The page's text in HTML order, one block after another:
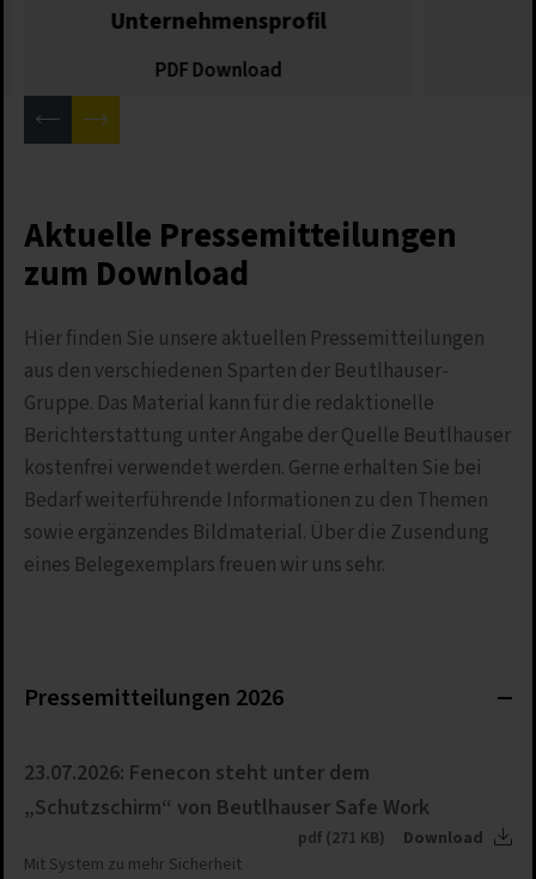
Unternehmensprofil
PDF Download
Aktuelle Pressemitteilungen
zum Download
Hier finden Sie unsere aktuellen Pressemitteilungen
aus den verschiedenen Sparten der Beutlhauser-
Gruppe. Das Material kann für die redaktionelle
Berichterstattung unter Angabe der Quelle Beutlhauser
kostenfrei verwendet werden. Gerne erhalten Sie bei
Bedarf weiterführende Informationen zu den Themen
sowie ergänzendes Bildmaterial. Über die Zusendung
eines Belegexemplars freuen wir uns sehr.
Pressemitteilungen 2026
23.07.2026: Fenecon steht unter dem
„Schutzschirm“ von Beutlhauser Safe Work
pdf (271 KB)
Download
Mit System zu mehr Sicherheit